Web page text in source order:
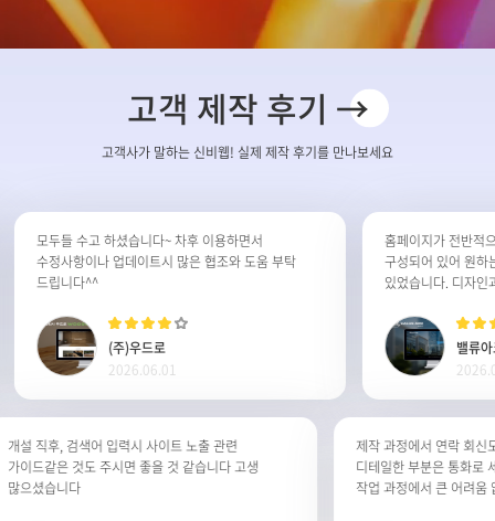
고객 제작 후기 →
고객사가 말하는 신비웹! 실제 제작 후기를 만나보세요
모두들 수고 하셨습니다~ 차후 이용하면서
수정사항이나 업데이트시 많은 협조와 도움 부탁
드립니다^^
(주)우드로
2026.06.01
홈페이지가 전반적으
구성되어 있어 원하는
있었습니다. 디자인과
꾸준히 이용하고 싶습니
밸류아크
개설 직후, 검색어 입력시 사이트 노출 관련
가이드같은 것도 주시면 좋을 것 같습니다 고생
많으셨습니다
제작 과정에서 연락
디테일한 부분은 통
작업 과정에서 큰 어